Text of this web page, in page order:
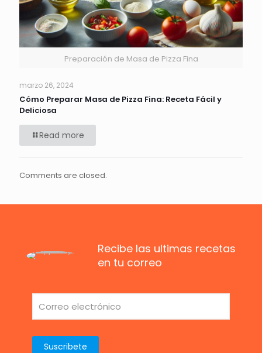
Preparación de Masa de Pizza Fina
marzo 26, 2024
Cómo Preparar Masa de Pizza Fina: Receta Fácil y
Deliciosa
Read more
Comments are closed.
Recibe las ultimas recetas
en tu correo